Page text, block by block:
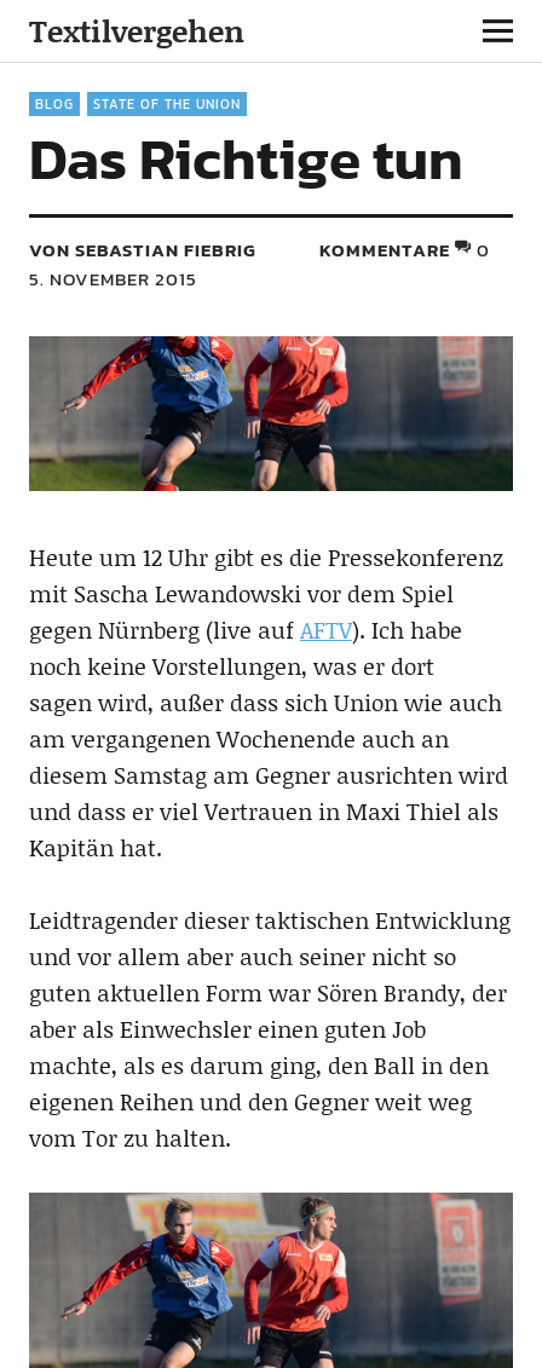
Textilvergehen
BLOG STATE OF THE UNION
Das Richtige tun
VON SEBASTIAN FIEBRIG
5. NOVEMBER 2015
KOMMENTARE 0
Heute um 12 Uhr gibt es die Pressekonferenz
mit Sascha Lewandowski vor dem Spiel
gegen Nürnberg (live aufAFTV). Ich habe
noch keine Vorstellungen, was er dort
sagen wird, außer dass sich Union wie auch
am vergangenen Wochenende auch an
diesem Samstag am Gegner ausrichten wird
und dass er viel Vertrauen in Maxi Thiel als
Kapitän hat.
Leidtragender dieser taktischen Entwicklung
und vor allem aber auch seiner nicht so
guten aktuellen Form war Sören Brandy, der
aber als Einwechsler einen guten Job
machte, als es darum ging, den Ball in den
eigenen Reihen und den Gegner weit weg
vom Tor zu halten.